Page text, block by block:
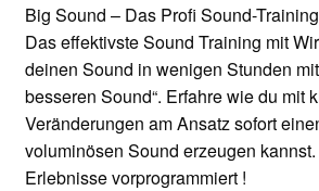
Big Sound – Das Profi Sound-Training
Das effektivste Sound Training mit
deinen Sound in wenigen Stunden
besseren Sound“. Erfahre wie du mit
Veränderungen am Ansatz sofort
voluminösen Sound erzeugen
Erlebnisse vorprogrammiert !